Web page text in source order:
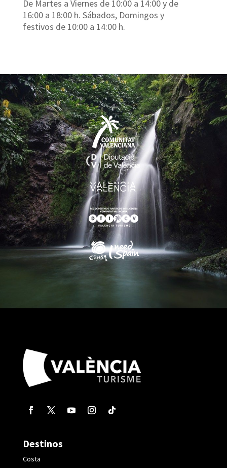
De Martes a Viernes de 10:00 a 14:00 y de
16:00 a 18:00 h. Sábados, Domingos y
festivos de 10:00 a 14:00 h.
Destinos
Costa